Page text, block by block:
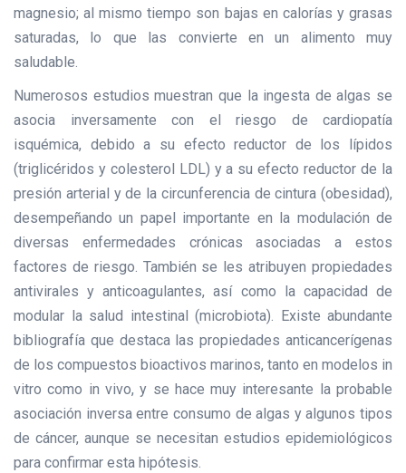
magnesio; al mismo tiempo son bajas en calorías y grasas
saturadas, lo que las convierte en un alimento muy
saludable.
Numerosos estudios muestran que la ingesta de algas se
asocia inversamente con el riesgo de cardiopatía
isquémica, debido a su efecto reductor de los lípidos
(triglicéridos y colesterol LDL) y a su efecto reductor de la
presión arterial y de la circunferencia de cintura (obesidad),
desempeñando un papel importante en la modulación de
diversas enfermedades crónicas asociadas a estos
factores de riesgo. También se les atribuyen propiedades
antivirales y anticoagulantes, así como la capacidad de
modular la salud intestinal (microbiota). Existe abundante
bibliografía que destaca las propiedades anticancerígenas
de los compuestos bioactivos marinos, tanto en modelos in
vitro como in vivo, y se hace muy interesante la probable
asociación inversa entre consumo de algas y algunos tipos
de cáncer, aunque se necesitan estudios epidemiológicos
para confirmar esta hipótesis.